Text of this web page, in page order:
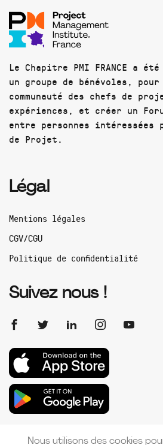
Le Chapitre PMI FRANCE a
un groupe de bénévoles,
communauté des chefs de
expériences, et créer un
entre personnes intéressées
de Projet.
Légal
Mentions légales
CGV/CGU
Politique de confidentialité
Suivez nous !
Nous utilisons des cookies